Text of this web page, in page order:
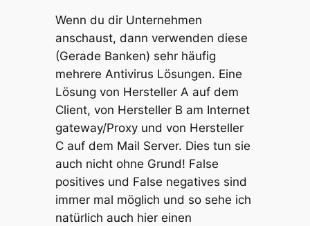
Wenn du dir Unternehmen
anschaust, dann verwenden diese
(Gerade Banken) sehr häufig
mehrere Antivirus Lösungen. Eine
Lösung von Hersteller A auf dem
Client, von Hersteller B am Internet
gateway/Proxy und von Hersteller
C auf dem Mail Server. Dies tun sie
auch nicht ohne Grund! False
positives und False negatives sind
immer mal möglich und so sehe ich
natürlich auch hier einen